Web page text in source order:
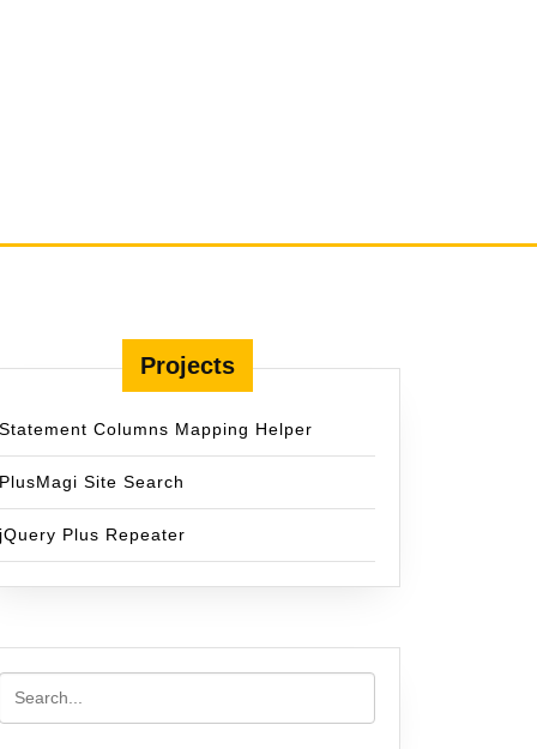
Projects
Statement Columns Mapping Helper
PlusMagi Site Search
jQuery Plus Repeater